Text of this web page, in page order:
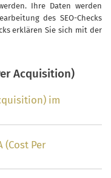
Ihre Daten werden
des SEO-Checks
erklären Sie sich mit der
Acquisition)
im
(Cost Per